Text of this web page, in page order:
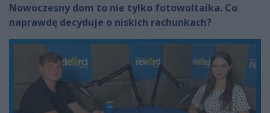
Nowoczesny dom to nie tylko fotowoltaika. Co
naprawdę decyduje o niskich rachunkach?